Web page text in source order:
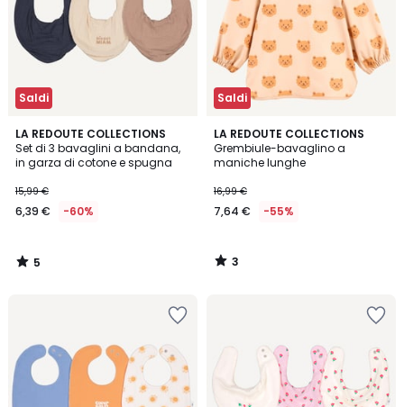
Saldi
LA REDOUTE COLLECTIONS
Set di 3 bavaglini a bandana,
in garza di cotone e spugna
€
Invece
15,99
€
applicato.
15,99 €
6,39 € -60%
5
/
5
5
/
Saldi
LA REDOUTE COLLECTIONS
Grembiule-bavaglino a
maniche lunghe
16,99 €
7,64 € -55%
3
/
5
3
/